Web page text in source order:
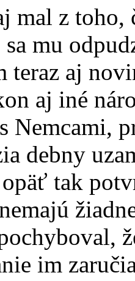
mal z
mu
teraz aj
aj iné
Nemcami,
debny
tak
im